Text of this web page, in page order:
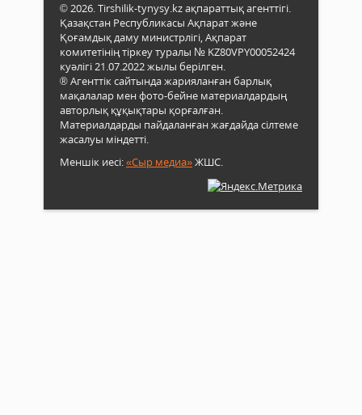
© 2026. Tirshilik-tynysy.kz ақпараттық агенттігі.
Қазақстан Республикасы Ақпарат және
Қоғамдық даму министрлігі, Ақпарат
комитетінің тіркеу туралы № KZ80VPY00052424
куәлігі 21.07.2022 жылы берілген.
® Агенттік сайтында жарияланған барлық
мақалалар мен фото-бейне материалдардың
авторлық құқықтары қорғалған.
Материалдарды пайдаланған жағдайда сілтеме
жасалуы міндетті.
Меншік иесі:«Сыр медиа»ЖШС.